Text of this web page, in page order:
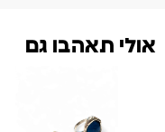
אולי תאהבו גם